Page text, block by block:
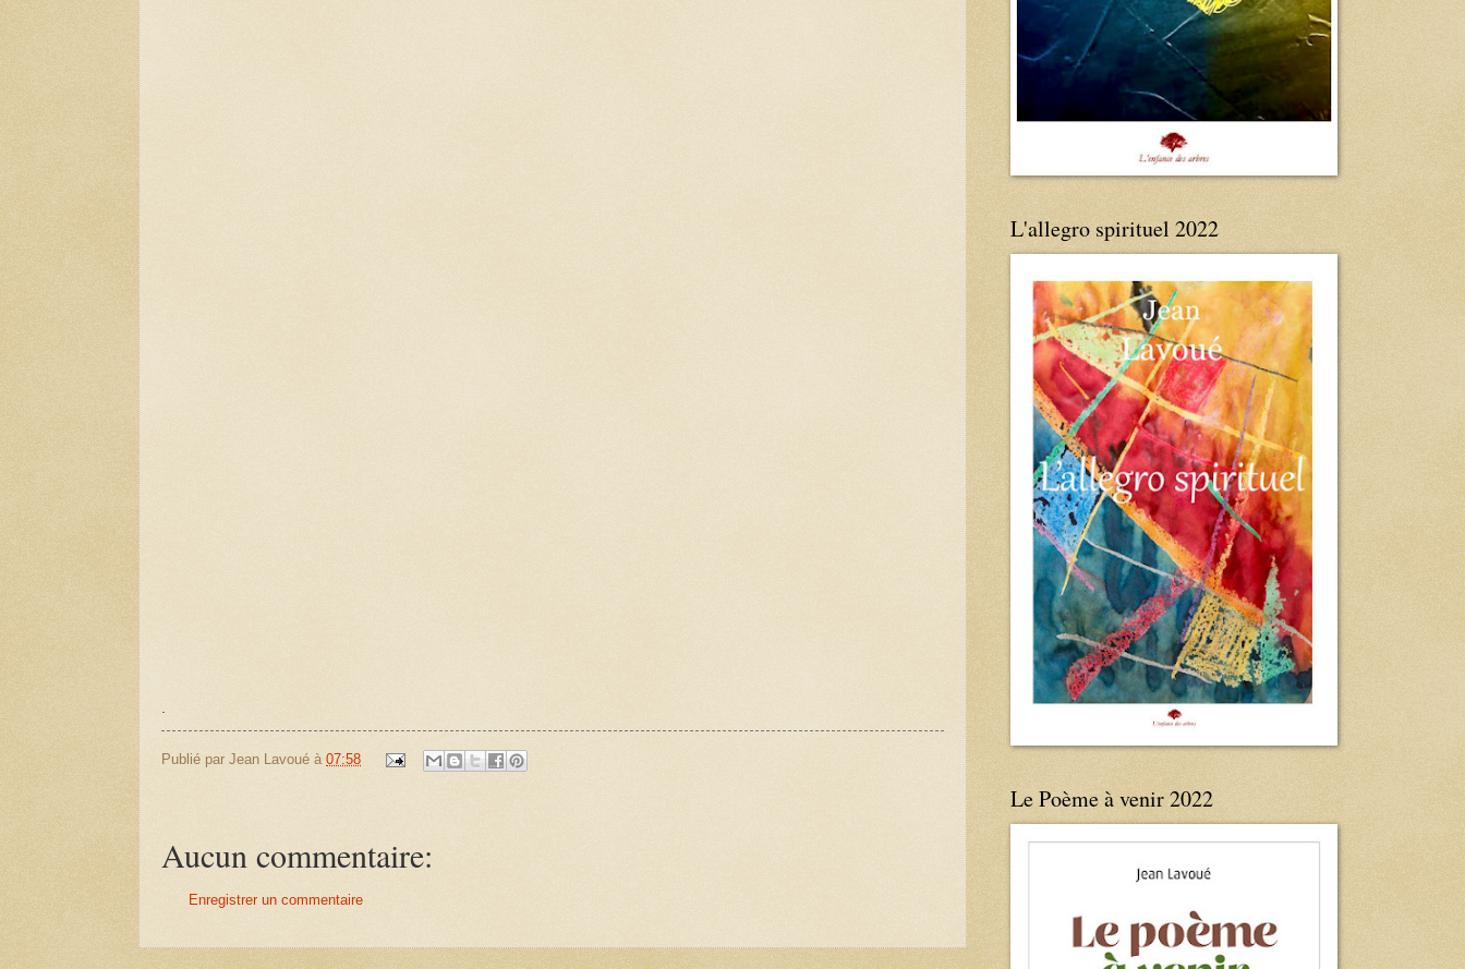
.
Publié par Jean Lavoué à 07:58
Aucun commentaire:
Enregistrer un commentaire
L'allegro spirituel 2022
Le Poème à venir 2022